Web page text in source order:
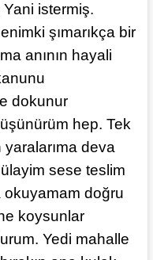
istermiş.
şımarıkça bir
anının hayali
dokunur
hep. Tek
yaralarıma deva
sese teslim
okuyamam doğru
koysunlar
Yedi mahalle